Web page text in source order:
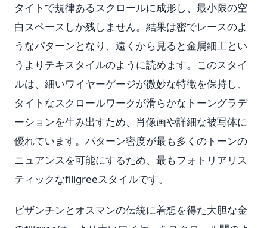
タイトで規律あるスクロールに成形し、最小限の空
白スペースしか残しません。結果は密でレースのよ
うなパターンとなり、遠くから見ると金属細工とい
うよりテキスタイルのように読めます。このスタイ
ルは、細いワイヤーゲージが微妙な特徴を保持し、
タイトなスクロールワークが滑らかなトーングラデ
ーションを生み出すため、肖像画や詳細な被写体に
優れています。パターン密度が最も多くのトーンの
ニュアンスを可能にするため、最もフォトリアリス
ティックなfiligreeスタイルです。
ビザンチンとオスマンの伝統に着想を得た大胆な金